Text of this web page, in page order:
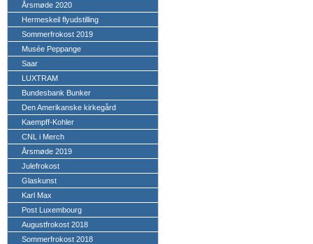
Årsmøde 2020
Hermeskeil flyudstilling
Sommerfrokost 2019
Musée Peppange
Saar
LUXTRAM
Bundesbank Bunker
Den Amerikanske kirkegård
Kaempff-Kohler
CNL i Merch
Årsmøde 2019
Julefrokost
Glaskunst
Karl Max
Post Luxembourg
Augustfrokost 2018
Sommerfrokost 2018